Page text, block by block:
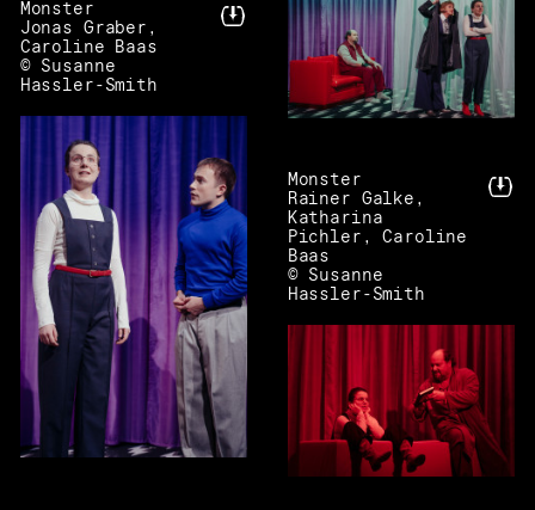
Monster
Jonas Graber,
Caroline Baas
© Susanne
Hassler-Smith
Monster
Rainer Galke,
Katharina
Pichler, Caroline
Baas
© Susanne
Hassler-Smith